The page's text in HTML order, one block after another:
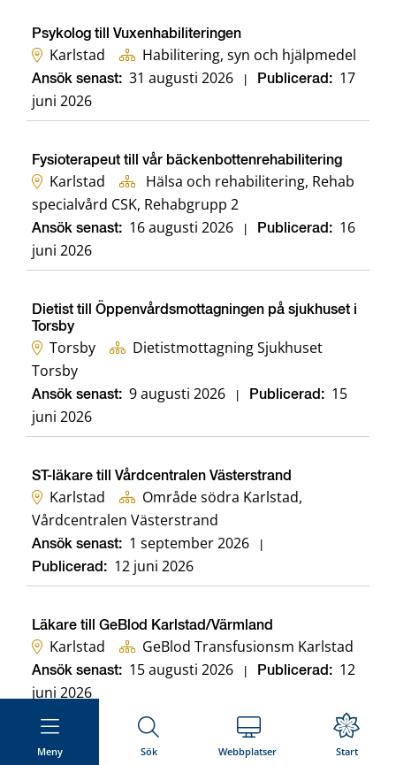
Meny Sök Webbplatser Start
Psykolog till Vuxenhabiliteringen
Karlstad Habilitering, syn och hjälpmedel
Ansök senast: 31 augusti 2026 Publicerad: 17
juni 2026
Fysioterapeut till vår bäckenbottenrehabilitering
Karlstad
Hälsa och rehabilitering, Rehab
specialvård CSK, Rehabgrupp 2
Ansök senast: 16 augusti 2026 Publicerad: 16
juni 2026
Dietist till Öppenvårdsmottagningen på sjukhuset i
Torsby
Torsby
Dietistmottagning Sjukhuset
Torsby
Ansök senast: 9 augusti 2026 Publicerad: 15
juni 2026
ST-läkare till Vårdcentralen Västerstrand
Karlstad
Område södra Karlstad,
Vårdcentralen Västerstrand
Ansök senast: 1 september 2026
Publicerad: 12 juni 2026
Läkare till GeBlod Karlstad/Värmland
Karlstad GeBlod Transfusionsm Karlstad
Ansök senast: 15 augusti 2026 Publicerad: 12
juni 2026
Distriktsläkare till Vårdcentralen Västerstrand